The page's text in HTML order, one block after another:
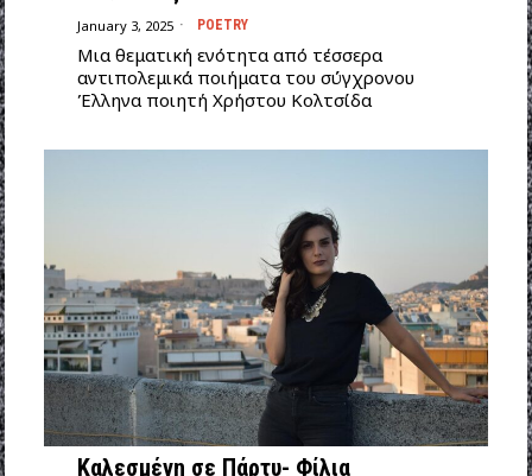
January 3, 2025 POETRY
Μια θεματική ενότητα από τέσσερα
αντιπολεμικά ποιήματα του σύγχρονου
Έλληνα ποιητή Χρήστου Κολτσίδα
Καλεσμένη σε Πάρτυ- Φίλια